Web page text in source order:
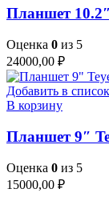
Планшет
Оценка 0 из 5
24000,00 ₽
Добавить в
В корзину
Планшет 9″
Оценка 0 из 5
15000,00 ₽